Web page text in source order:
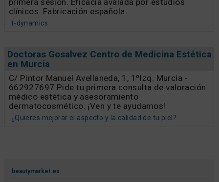
primera sesión. Eficacia avalada por estudios
clínicos. Fabricación española.
t-dynamics
Doctoras Gosalvez Centro de Medicina Estética
en Murcia
C/ Pintor Manuel Avellaneda, 1, 1ºIzq. Murcia -
662927697 Pide tu primera consulta de valoración
médico estética y asesoramiento
dermatocosmético. ¡Ven y te ayudamos!
¿Quieres mejorar el aspecto y la calidad de tu piel?
beautymarket.es